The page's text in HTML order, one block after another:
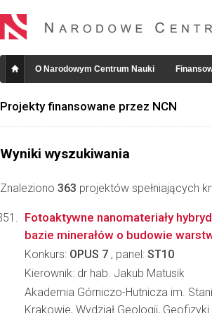
O Narodowym Centrum Nauki
Projekty finansowane przez NCN
Wyniki wyszukiwania
Znaleziono 363 projektów spełniających
Fotoaktywne nanomateriały
bazie minerałów o budowie
Konkurs: OPUS 7 , panel: ST10
Kierownik: dr hab. Jakub Matusik
Akademia Górniczo-Hutnicza im.
Krakowie, Wydział Geologii,